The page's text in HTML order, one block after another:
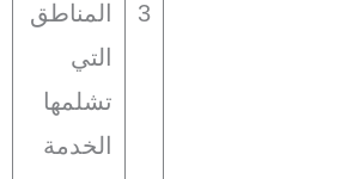
3
المناطق
التي
تشلمها
الخدمة